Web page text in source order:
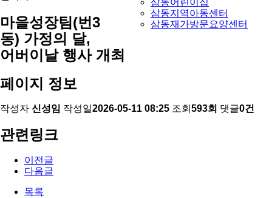
삼동어린이집
삼동지역아동센터
삼동재가방문요양센터
마을성장팀(번3
동) 가정의 달,
어버이날 행사 개최
페이지 정보
작성자 신성임 작성일2026-05-11 08:25 조회 593회 댓글0건
관련링크
이전글
다음글
목록